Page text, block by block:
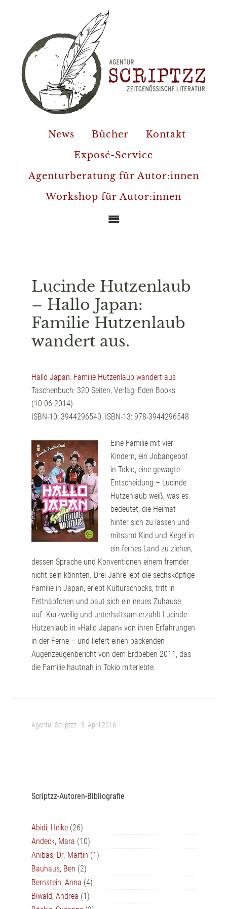
News Bücher
Kontakt
Exposé-Service
Agenturberatung für Autor:innen
Workshop für Autor:innen
Lucinde Hutzenlaub
– Hallo Japan:
Familie Hutzenlaub
wandert aus.
Hallo Japan: Familie Hutzenlaub wandert aus
Taschenbuch: 320 Seiten, Verlag: Eden Books
(10.06.2014)
ISBN-10: 3944296540, ISBN-13: 978-3944296548
Eine Familie mit vier
Kindern, ein Jobangebot
in Tokio, eine gewagte
Entscheidung – Lucinde
Hutzenlaub weiß, was es
bedeutet, die Heimat
hinter sich zu lassen und
mitsamt Kind und Kegel in
ein fernes Land zu ziehen,
dessen Sprache und Konventionen einem fremder
nicht sein könnten. Drei Jahre lebt die sechsköpfige
Familie in Japan, erlebt Kulturschocks, tritt in
Fettnäpfchen und baut sich ein neues Zuhause
auf. Kurzweilig und unterhaltsam erzählt Lucinde
Hutzenlaub in »Hallo Japan« von ihren Erfahrungen
in der Ferne – und liefert einen packenden
Augenzeugenbericht von dem Erdbeben 2011, das
die Familie hautnah in Tokio miterlebte.
Agentur Scriptzz · 3. April 2016
Scriptzz-Autoren-Bibliografie
Abidi, Heike (26)
Andeck, Mara (10)
Anibas, Dr. Martin (1)
Bauhaus, Ben (2)
Bernstein, Anna (4)
Biwald, Andrea (1)